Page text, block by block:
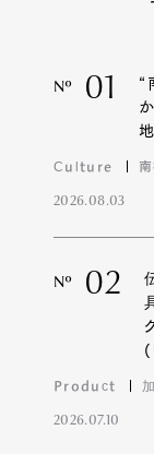
Nº 01
“
Culture
2026.08.03
Nº 02
Product
2026.07.10